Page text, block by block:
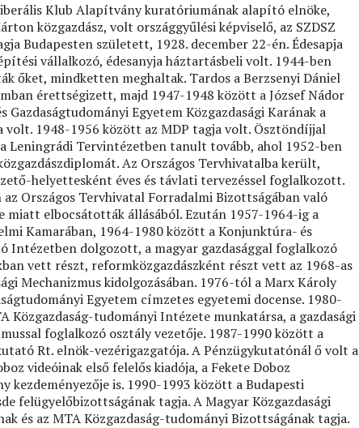
Klub Alapítvány kuratóriumának alapító elnöke,
közgazdász, volt országgyűlési képviselő, az SZDSZ
Budapesten született, 1928. december 22-én. Édesapja
vállalkozó, édesanyja háztartásbeli volt. 1944-ben
őket, mindketten meghaltak. Tardos a Berzsenyi Dániel
érettségizett, majd 1947-1948 között a József Nádor
Gazdaságtudományi Egyetem Közgazdasági Karának a
volt. 1948-1956 között az MDP tagja volt. Ösztöndíjjal
Leningrádi Tervintézetben tanult tovább, ahol 1952-ben
Az Országos Tervhivatalba került,
helyettesként éves és távlati tervezéssel foglalkozott.
az Országos Tervhivatal Forradalmi Bizottságában való
miatt elbocsátották állásából. Ezután 1957-1964-ig a
Kamarában, 1964-1980 között a Konjunktúra- és
Intézetben dolgozott, a magyar gazdasággal foglalkozó
vett részt, reformközgazdászként részt vett az 1968-as
Mechanizmus kidolgozásában. 1976-tól a Marx Károly
Egyetem címzetes egyetemi docense. 1980-
Közgazdaság-tudományi Intézete munkatársa, a gazdasági
foglalkozó osztály vezetője. 1987-1990 között a
Rt. elnök-vezérigazgatója. A Pénzügykutatónál ő volt a
videóinak első felelős kiadója, a Fekete Doboz
kezdeményezője is. 1990-1993 között a Budapesti
felügyelőbizottságának tagja. A Magyar Közgazdasági
és az MTA Közgazdaság-tudományi Bizottságának tagja.